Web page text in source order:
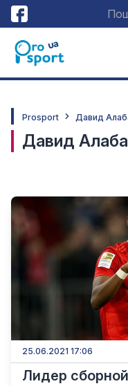
Prosport Давид
Давид Алаба
25.06.2021 17:06
Лидер